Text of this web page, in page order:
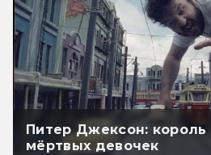
Питер Джексон: король
мёртвых девочек